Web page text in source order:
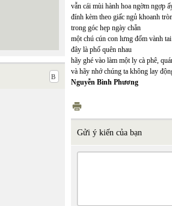
vẫn cái mùi hành hoa ngờm ngợp
đính kèm theo giấc ngủ khoanh
trong góc hẹp ngày chẵn
một chú cún con lưng đốm vành
đây là phố quên nhau
hãy ghé vào làm một ly cà phê,
và hãy nhớ chúng ta không lay
Nguyễn Bình Phương
Gửi ý kiến của bạn